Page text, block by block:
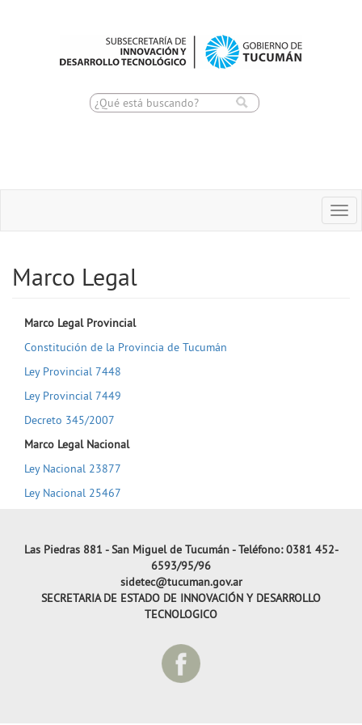
Marco Legal
Marco Legal Provincial
Constitución de la Provincia de Tucumán
Ley Provincial 7448
Ley Provincial 7449
Decreto 345/2007
Marco Legal Nacional
Ley Nacional 23877
Ley Nacional 25467
Las Piedras 881 - San Miguel de Tucumán - Teléfono: 0381 452-
6593/95/96
sidetec@tucuman.gov.ar
SECRETARIA DE ESTADO DE INNOVACIÓN Y DESARROLLO
TECNOLOGICO